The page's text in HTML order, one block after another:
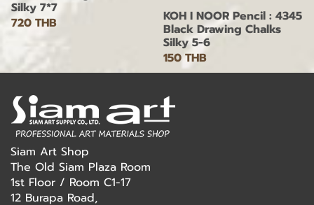
Silky 7*7
720 THB
KOH I NOOR Pencil : 4345
Black Drawing Chalks
Silky 5-6
150 THB
Siam Art Shop
The Old Siam Plaza Room
1st Floor / Room C1-17
12 Burapa Road,